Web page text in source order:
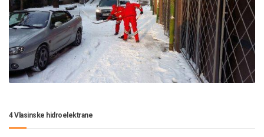
4 Vlasinske hidroelektrane